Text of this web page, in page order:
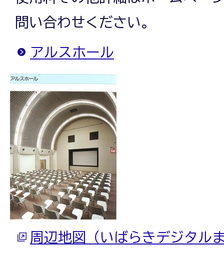
問い合わせください。
アルスホール
周辺地図（いばらきデジタル